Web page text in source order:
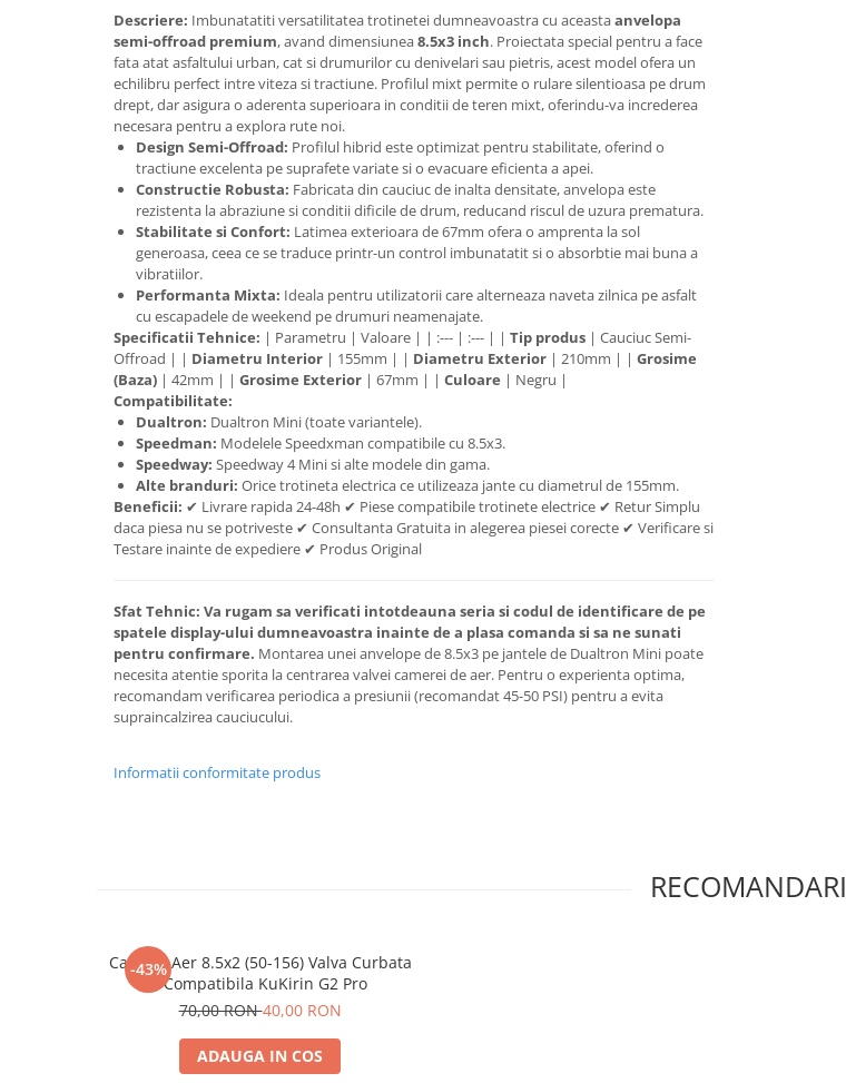
https://www.doctortrotineta.ro/camere-
https://www.doctortrotineta.ro/cauciucuri-
trotinete-electrice
https://www.doctortrotineta.ro/cauciucuri-
cauciucuri-bicicleta
Camere bicicleta
Cauciuc tubeless cu GEL antipană
Trotinete electrice
Biciclete Electrice
Anvelope moto
Camere moto
Cauciucuri bicicleta
Anvelope și Camere Utilaje
https://www.doctortrotineta.ro/plata-
Descriere: Imbunatatiti versatilitatea trotinetei dumneavoastra cu aceastaanvelopa
semi-offroad premium, avand dimensiunea8.5x3 inch. Proiectata special pentru a face
fata atat asfaltului urban, cat si drumurilor cu denivelari sau pietris, acest model ofera un
echilibru perfect intre viteza si tractiune. Profilul mixt permite o rulare silentioasa pe drum
drept, dar asigura o aderenta superioara in conditii de teren mixt, oferindu-va increderea
necesara pentru a explora rute noi.
Design Semi-Offroad: Profilul hibrid este optimizat pentru stabilitate, oferind o
tractiune excelenta pe suprafete variate si o evacuare eficienta a apei.
Constructie Robusta: Fabricata din cauciuc de inalta densitate, anvelopa este
rezistenta la abraziune si conditii dificile de drum, reducand riscul de uzura prematura.
Stabilitate si Confort: Latimea exterioara de 67mm ofera o amprenta la sol
generoasa, ceea ce se traduce printr-un control imbunatatit si o absorbtie mai buna a
vibratiilor.
Performanta Mixta: Ideala pentru utilizatorii care alterneaza naveta zilnica pe asfalt
cu escapadele de weekend pe drumuri neamenajate.
Specificatii Tehnice: | Parametru | Valoare | | :--- | :--- | | Tip produs | Cauciuc Semi-
Offroad | | Diametru Interior | 155mm | | Diametru Exterior | 210mm | | Grosime
(Baza) | 42mm | | Grosime Exterior | 67mm | | Culoare | Negru |
Compatibilitate:
Dualtron: Dualtron Mini (toate variantele).
Speedman: Modelele Speedxman compatibile cu 8.5x3.
Speedway: Speedway 4 Mini si alte modele din gama.
Alte branduri: Orice trotineta electrica ce utilizeaza jante cu diametrul de 155mm.
Beneficii: ✔ Livrare rapida 24-48h ✔ Piese compatibile trotinete electrice ✔ Retur Simplu
daca piesa nu se potriveste ✔ Consultanta Gratuita in alegerea piesei corecte ✔ Verificare si
Testare inainte de expediere ✔ Produs Original
Sfat Tehnic: Va rugam sa verificati intotdeauna seria si codul de identificare de pe
spatele display-ului dumneavoastra inainte de a plasa comanda si sa ne sunati
pentru confirmare. Montarea unei anvelope de 8.5x3 pe jantele de Dualtron Mini poate
necesita atentie sporita la centrarea valvei camerei de aer. Pentru o experienta optima,
recomandam verificarea periodica a presiunii (recomandat 45-50 PSI) pentru a evita
supraincalzirea cauciucului.
Informatii conformitate produs
RECOMANDARI
-43%
Camera Aer 8.5x2 (50-156) Valva Curbata
- Compatibila KuKirin G2 Pro
70,00 RON40,00 RON
ADAUGA IN COS